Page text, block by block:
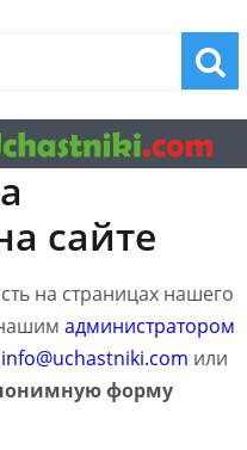
сайте
на страницах нашего
администратором
info@uchastniki.com или
форму